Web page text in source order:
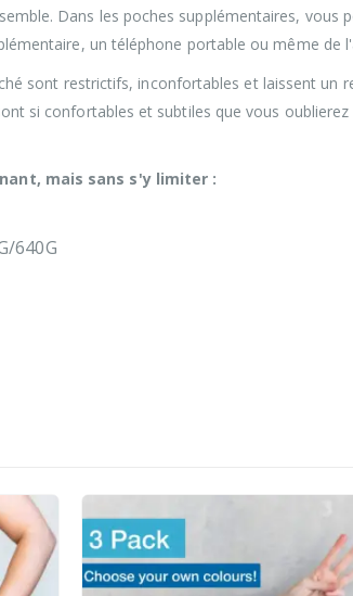
Dans les poches supplémentaires, vous
un téléphone portable ou même de
sont restrictifs, inconfortables et laissent un
si confortables et subtiles que vous
mais sans s'y limiter :
640G